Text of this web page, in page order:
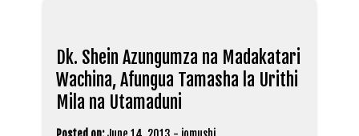
Dk. Shein Azungumza na Madakatari
Wachina, Afungua Tamasha la Urithi
Mila na Utamaduni